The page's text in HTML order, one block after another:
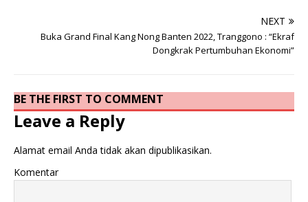
NEXT
Buka Grand Final Kang Nong Banten 2022, Tranggono : “Ekraf
Dongkrak Pertumbuhan Ekonomi”
BE THE FIRST TO COMMENT
Leave a Reply
Alamat email Anda tidak akan dipublikasikan.
Komentar